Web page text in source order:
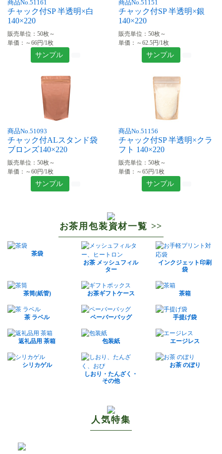
商品No.51161
チャック付SP 半透明×白
140×220
販売単位：50枚～
単価：～66円/1枚
サンプル
商品No.51151
チャック付SP 半透明×銀
140×220
販売単位：50枚～
単価：～62.5円/1枚
サンプル
商品No.51093
チャック付ALスタンド袋
ブロンズ140×220
販売単位：50枚～
単価：～60円/1枚
サンプル
商品No.51156
チャック付SP 半透明×クラ
フト 140×220
販売単位：50枚～
単価：～65円/1枚
サンプル
お茶用包装資材一覧 >>
茶袋
お茶 メッシュフィル
ター
インクジェット印刷
袋
茶筒(紙管) お茶ギフトケース 茶箱
茶 ラベル ペーバーバッグ 手提げ袋
返礼品用 茶箱 包装紙 エージレス
シリカゲル
しおり・たんざく・
その他
お茶 のぼり
人気特集